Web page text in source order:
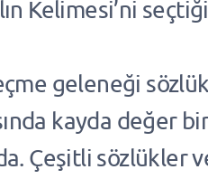
Kelimesi’ni
geleneği
kayda değer
Çeşitli sözlükler